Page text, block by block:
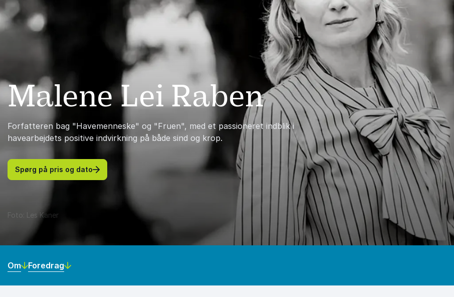
Malene Lei Raben
Forfatteren bag "Havemenneske" og "Fruen", med et passioneret indblik i
havearbejdets positive indvirkning på både sind og krop.
Spørg på pris og dato
Foto: Les Kaner
Om Foredrag